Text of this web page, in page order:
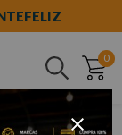
0
Buscar
estrela